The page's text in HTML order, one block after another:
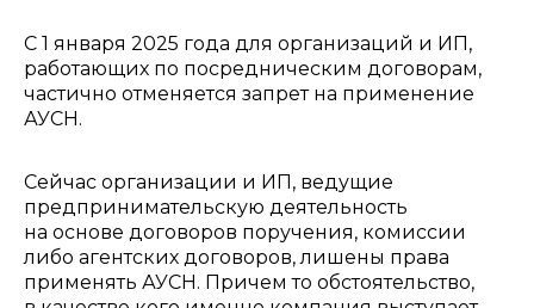
С 1 января 2025 года для организаций и ИП,
работающих по посредническим договорам,
частично отменяется запрет на применение
АУСН.
Сейчас организации и ИП, ведущие
предпринимательскую деятельность
на основе договоров поручения, комиссии
либо агентских договоров, лишены права
применять АУСН. Причем то обстоятельство,